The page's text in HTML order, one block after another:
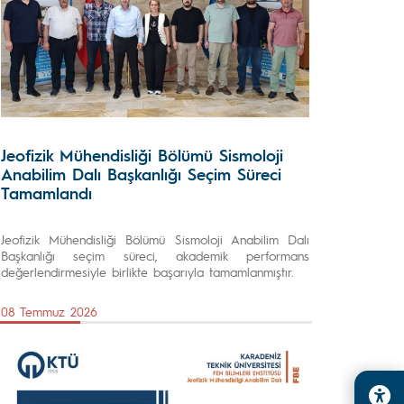
Jeofizik Mühendisliği Bölümü Sismoloji
Anabilim Dalı Başkanlığı Seçim Süreci
Tamamlandı
Jeofizik Mühendisliği Bölümü Sismoloji Anabilim Dalı
Başkanlığı seçim süreci, akademik performans
değerlendirmesiyle birlikte başarıyla tamamlanmıştır.
08 Temmuz 2026